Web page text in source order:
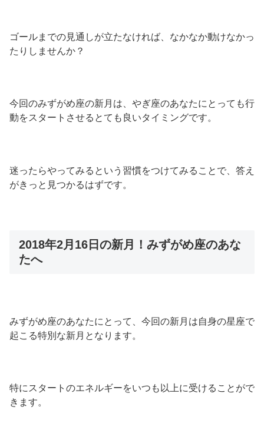
ゴールまでの見通しが立たなければ、なかなか動けなかっ
たりしませんか？
今回のみずがめ座の新月は、やぎ座のあなたにとっても行
動をスタートさせるとても良いタイミングです。
迷ったらやってみるという習慣をつけてみることで、答え
がきっと見つかるはずです。
2018年2月16日の新月！みずがめ座のあな
たへ
みずがめ座のあなたにとって、今回の新月は自身の星座で
起こる特別な新月となります。
特にスタートのエネルギーをいつも以上に受けることがで
きます。